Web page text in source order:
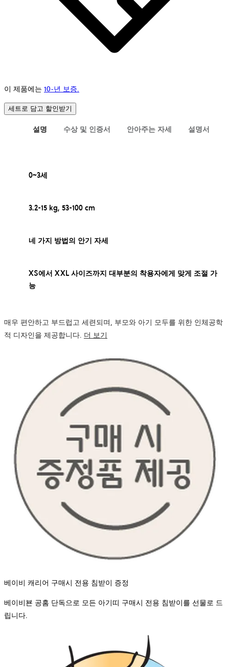
이 제품에는 10-년 보증.
세트로 담고 할인받기
설명 수상 및 인증서 안아주는 자세 설명서
0~3세
3.2-15 kg, 53-100 cm
네 가지 방법의 안기 자세
XS에서 XXL 사이즈까지 대부분의 착용자에게 맞게 조절 가
능
매우 편안하고 부드럽고 세련되며, 부모와 아기 모두를 위한 인체공학
적 디자인을 제공합니다. 더 보기
베이비 캐리어 구매시 전용 침받이 증정
베이비뵨 공홈 단독으로 모든 아기띠 구매시 전용 침받이를 선물로 드
립니다.